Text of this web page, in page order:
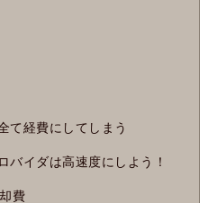
て経費にしてしまう
バイダは高速度にしよう！
費